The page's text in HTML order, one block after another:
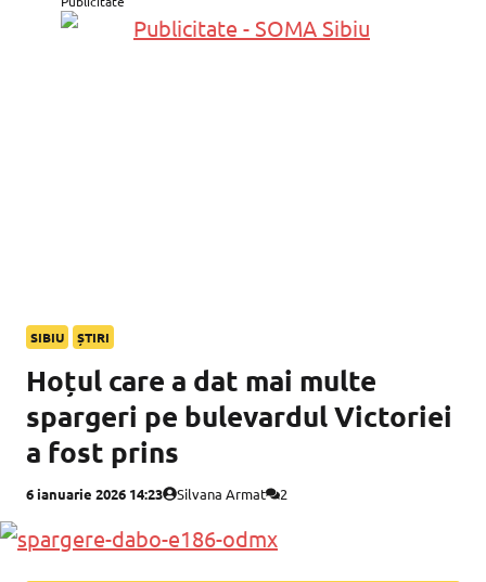
SIBIU ȘTIRI
Hoțul care a dat mai multe
spargeri pe bulevardul Victoriei
a fost prins
6 ianuarie 2026 14:23 Silvana Armat 2